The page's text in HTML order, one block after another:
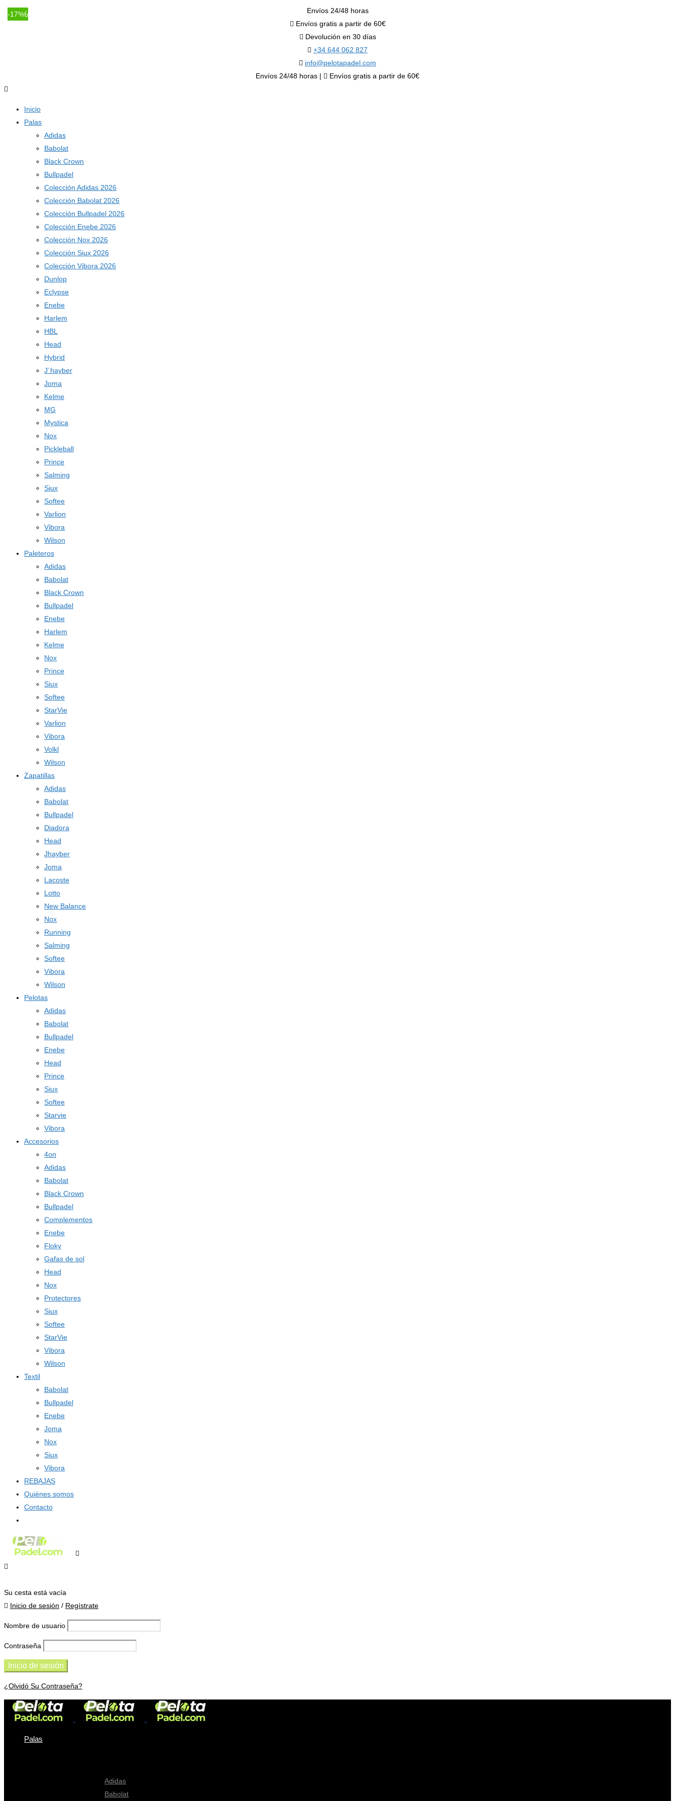
Envíos 24/48 horas
Envíos gratis a partir de 60€
Devolución en 30 días
+34 644 062 827
info@pelotapadel.com
Envíos 24/48 horas |
Envíos gratis a partir de 60€
Inicio
Palas
Adidas
Babolat
Black Crown
Bullpadel
Colección Adidas 2026
Colección Babolat 2026
Colección Bullpadel 2026
Colección Enebe 2026
Colección Nox 2026
Colección Siux 2026
Colección Vibora 2026
Dunlop
Eclypse
Enebe
Harlem
HBL
Head
Hybrid
J´hayber
Joma
Kelme
MG
Mystica
Nox
Pickleball
Prince
Salming
Siux
Softee
Varlion
Vibora
Wilson
Paleteros
Adidas
Babolat
Black Crown
Bullpadel
Enebe
Harlem
Kelme
Nox
Prince
Siux
Softee
StarVie
Varlion
Vibora
Volkl
Wilson
Zapatillas
Adidas
Babolat
Bullpadel
Diadora
Head
Jhayber
Joma
Lacoste
Lotto
New Balance
Nox
Running
Salming
Softee
Vibora
Wilson
Pelotas
Adidas
Babolat
Bullpadel
Enebe
Head
Prince
Siux
Softee
Starvie
Vibora
Accesorios
4on
Adidas
Babolat
Black Crown
Bullpadel
Complementos
Enebe
Floky
Gafas de sol
Head
Nox
Protectores
Siux
Softee
StarVie
Vibora
Wilson
Textil
Babolat
Bullpadel
Enebe
Joma
Nox
Siux
Vibora
REBAJAS
Quiénes somos
Contacto
Su cesta está vacía
Inicio de sesión / Regístrate
Nombre de usuario
Contraseña
¿Olvidó Su Contraseña?
Palas
Adidas
Babolat
-11%
-9%
-23%
-11%
-12%
-11%
-17%